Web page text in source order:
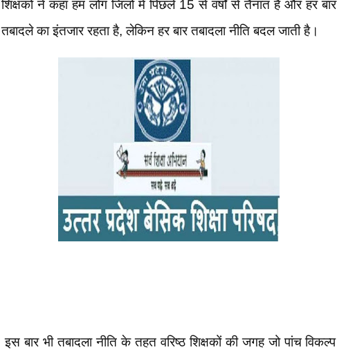
शिक्षकों ने कहा हम लोग जिलों में पिछले 15 से वर्षों से तैनात हैं और हर बार
तबादले का इंतजार रहता है, लेकिन हर बार तबादला नीति बदल जाती है।
इस बार भी तबादला नीति के तहत वरिष्ठ शिक्षकों की जगह जो पांच विकल्प